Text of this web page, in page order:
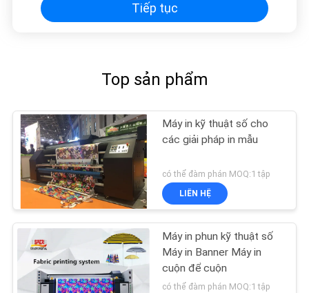
Tiếp tục
Top sản phẩm
Máy in kỹ thuật số cho
các giải pháp in mẫu
có thể đàm phán MOQ:1 tập
LIÊN HỆ
Máy in phun kỹ thuật số
Máy in Banner Máy in
cuộn để cuộn
có thể đàm phán MOQ:1 tập